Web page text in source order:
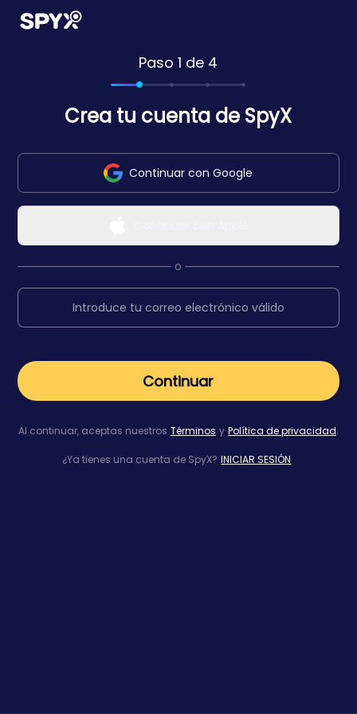
Paso 1 de 4
Crea tu cuenta de SpyX
Continuar con Google
o
Continuar
Al continuar, aceptas nuestros Términos y Política de privacidad.
¿Ya tienes una cuenta de SpyX? INICIAR SESIÓN